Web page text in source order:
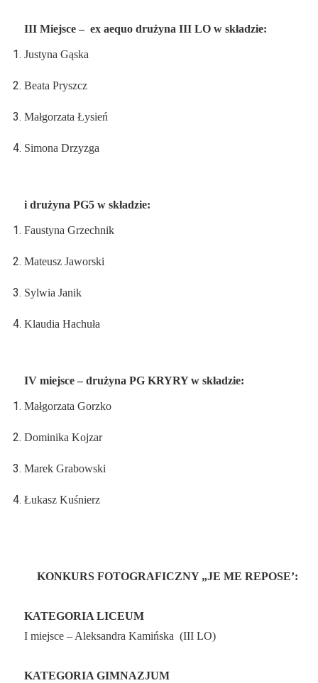
III Miejsce – ex aequo drużyna III LO w składzie:
Justyna Gąska
Beata Pryszcz
Małgorzata Łysień
Simona Drzyzga
i drużyna PG5 w składzie:
Faustyna Grzechnik
Mateusz Jaworski
Sylwia Janik
Klaudia Hachuła
IV miejsce – drużyna PG KRYRY w składzie:
Małgorzata Gorzko
Dominika Kojzar
Marek Grabowski
Łukasz Kuśnierz
KONKURS FOTOGRAFICZNY „JE ME REPOSE’:
KATEGORIA LICEUM
I miejsce – Aleksandra Kamińska (III LO)
KATEGORIA GIMNAZJUM